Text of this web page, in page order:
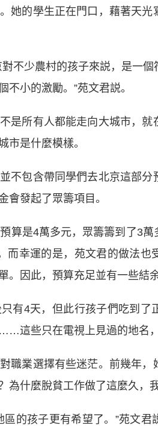
她的學生正在門口，藉著天光
少農村的孩子來説，是一個
小的激勵。”苑文君説。
所有人都能走向大城市，就
市是什麼模樣。
包含帶同學們去北京這部分
會發起了眾籌項目。
是4萬多元，眾籌籌到了3萬
而幸運的是，苑文君的做法也
。因此，預算充足並有一些結余
4天，但此行孩子們吃到了
這些只在電視上見過的地名
業選擇有些迷茫。前幾年，
為什麼脫貧工作做了這麼久，
的孩子更有希望了。”苑文君